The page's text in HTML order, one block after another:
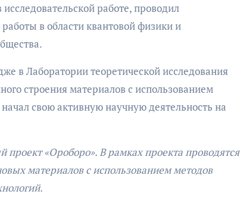
работе, проводил
в области квантовой физики и
в Лаборатории теоретической исследования
строения материалов с использованием
свою активную научную деятельность на
проект «Ороборо». В рамках проекта проводятся
материалов с использованием методов